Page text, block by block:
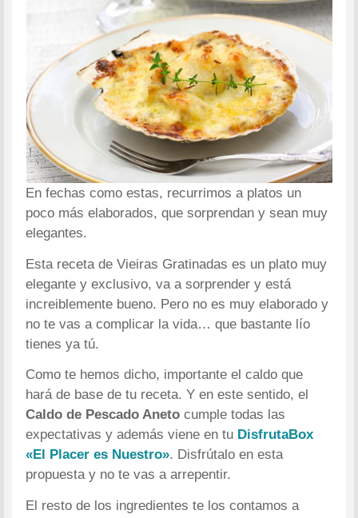
En fechas como estas, recurrimos a platos un
poco más elaborados, que sorprendan y sean muy
elegantes.
Esta receta de Vieiras Gratinadas es un plato muy
elegante y exclusivo, va a sorprender y está
increiblemente bueno. Pero no es muy elaborado y
no te vas a complicar la vida… que bastante lío
tienes ya tú.
Como te hemos dicho, importante el caldo que
hará de base de tu receta. Y en este sentido, el
Caldo de Pescado Anetocumple todas las
expectativas y además viene en tu DisfrutaBox
«El Placer es Nuestro». Disfrútalo en esta
propuesta y no te vas a arrepentir.
El resto de los ingredientes te los contamos a